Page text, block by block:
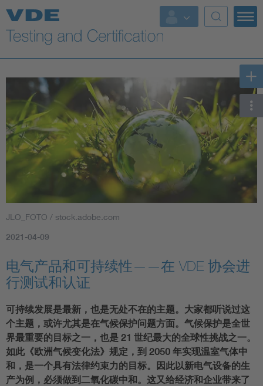
Key Topics
JLO_FOTO / stock.adobe.com
2021-04-09
电气产品和可持续性——在 VDE 协会进
行测试和认证
可持续发展是最新，也是无处不在的主题。大家都听说过这
个主题，或许尤其是在气候保护问题方面。气候保护是全世
界最重要的目标之一，也是 21 世纪最大的全球性挑战之一。
如此《欧洲气候变化法》规定，到 2050 年实现温室气体中
和，是一个具有法律约束力的目标。因此以新电气设备的生
产为例，必须做到二氧化碳中和。这又给经济和企业带来了